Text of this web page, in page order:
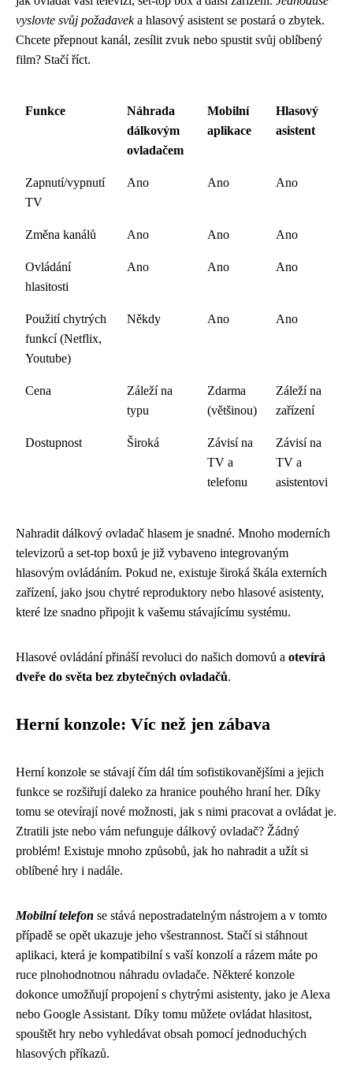
vyslovte svůj požadaveka hlasový asistent se postará o zbytek.
Chcete přepnout kanál, zesílit zvuk nebo spustit svůj oblíbený
film? Stačí říct.
Funkce
Náhrada
dálkovým
ovladačem
Mobilní
aplikace
Hlasový
asistent
Zapnutí/vypnutí
TV
Ano Ano Ano
Změna kanálů Ano Ano Ano
Ovládání
hlasitosti
Ano Ano Ano
Použití chytrých
funkcí (Netflix,
Youtube)
Někdy Ano Ano
Cena
Záleží na
typu
Zdarma
(většinou)
Záleží na
zařízení
Dostupnost Široká
Závisí na
TV a
telefonu
Závisí na
TV a
asistentovi
Nahradit dálkový ovladač hlasem je snadné. Mnoho moderních
televizorů a set-top boxů je již vybaveno integrovaným
hlasovým ovládáním. Pokud ne, existuje široká škála externích
zařízení, jako jsou chytré reproduktory nebo hlasové asistenty,
které lze snadno připojit k vašemu stávajícímu systému.
Hlasové ovládání přináší revoluci do našich domovů a otevírá
dveře do světa bez zbytečných ovladačů.
Herní konzole: Víc než jen zábava
Herní konzole se stávají čím dál tím sofistikovanějšími a jejich
funkce se rozšiřují daleko za hranice pouhého hraní her. Díky
tomu se otevírají nové možnosti, jak s nimi pracovat a ovládat je.
Ztratili jste nebo vám nefunguje dálkový ovladač? Žádný
problém! Existuje mnoho způsobů, jak ho nahradit a užít si
oblíbené hry i nadále.
Mobilní telefon se stává nepostradatelným nástrojem a v tomto
případě se opět ukazuje jeho všestrannost. Stačí si stáhnout
aplikaci, která je kompatibilní s vaší konzolí a rázem máte po
ruce plnohodnotnou náhradu ovladače. Některé konzole
dokonce umožňují propojení s chytrými asistenty, jako je Alexa
nebo Google Assistant. Díky tomu můžete ovládat hlasitost,
spouštět hry nebo vyhledávat obsah pomocí jednoduchých
hlasových příkazů.